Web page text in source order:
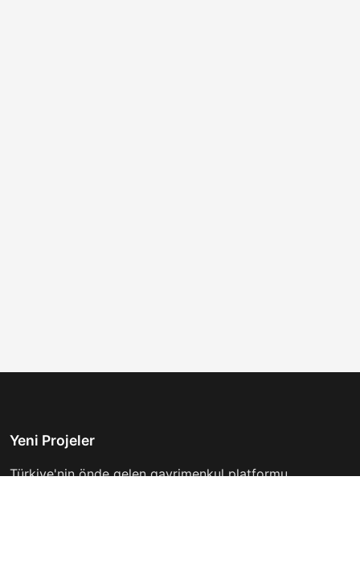
Yeni Projeler
Türkiye'nin önde gelen gayrimenkul platformu.